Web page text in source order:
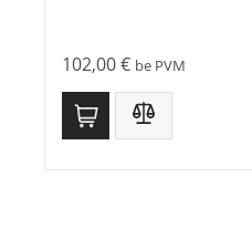
102,00€ be PVM